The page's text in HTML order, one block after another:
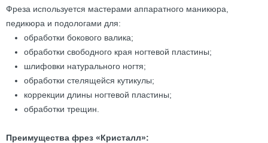
Фреза используется мастерами аппаратного маникюра,
педикюра и подологами для:
обработки бокового валика;
обработки свободного края ногтевой пластины;
шлифовки натурального ногтя;
обработки стелящейся кутикулы;
коррекции длины ногтевой пластины;
обработки трещин.
Преимущества фрез «Кристалл»: